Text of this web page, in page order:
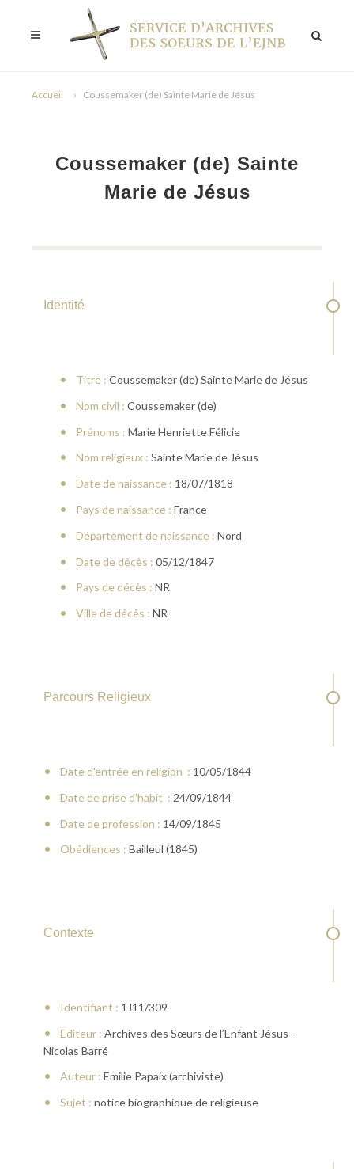
Accueil Coussemaker (de) Sainte Marie de Jésus
Coussemaker (de) Sainte
Marie de Jésus
Identité
Titre : Coussemaker (de) Sainte Marie de Jésus
Nom civil : Coussemaker (de)
Prénoms : Marie Henriette Félicie
Nom religieux : Sainte Marie de Jésus
Date de naissance : 18/07/1818
Pays de naissance : France
Département de naissance : Nord
Date de décès : 05/12/1847
Pays de décès : NR
Ville de décès : NR
Parcours Religieux
Date d'entrée en religion : 10/05/1844
Date de prise d'habit : 24/09/1844
Date de profession : 14/09/1845
Obédiences : Bailleul (1845)
Contexte
Identifiant : 1J11/309
Editeur : Archives des Sœurs de l’Enfant Jésus –
Nicolas Barré
Auteur : Emilie Papaix (archiviste)
Sujet : notice biographique de religieuse